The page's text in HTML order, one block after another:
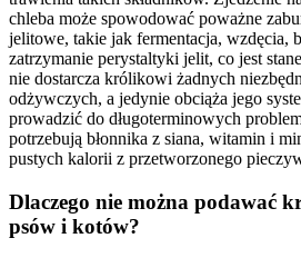
chleba może spowodować poważne
jelitowe, takie jak fermentacja, wzdęcia,
zatrzymanie perystaltyki jelit, co jest
nie dostarcza królikowi żadnych
odżywczych, a jedynie obciąża jego
prowadzić do długoterminowych
potrzebują błonnika z siana, witamin i
pustych kalorii z przetworzonego
Dlaczego nie można podawać
psów i kotów?